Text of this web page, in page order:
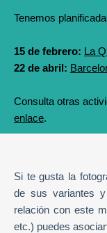
Tenemos
15 de febrero: La
22 de abril:
Consulta otras
enlace.
Si te gusta la
de sus variantes
relación con este
etc.) puedes